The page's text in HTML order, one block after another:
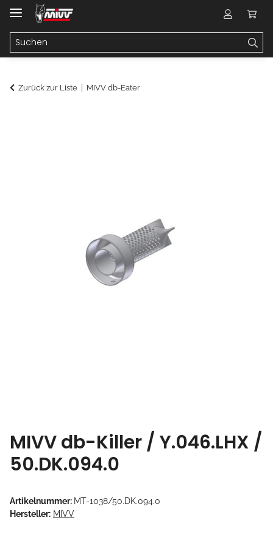
Zurück zur Liste MIVV db-Eater
MIVV db-Killer / Y.046.LHX /
50.DK.094.0
Artikelnummer: MT-1038/50.DK.094.0
Hersteller: MIVV